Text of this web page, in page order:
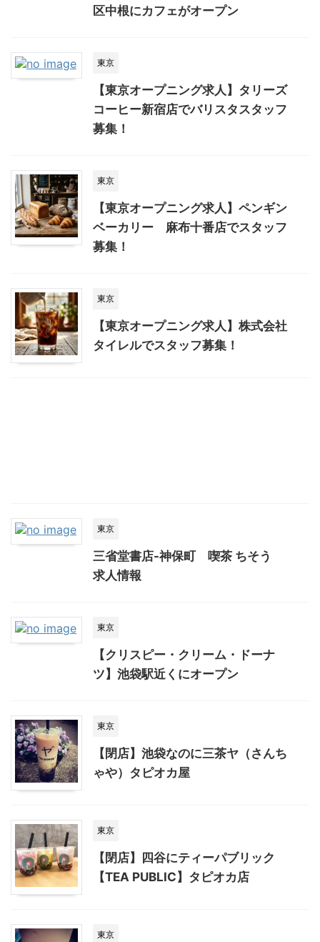
区中根にカフェがオープン
東京
【東京オープニング求人】タリーズ
コーヒー新宿店でバリスタスタッフ
募集！
東京
【東京オープニング求人】ペンギン
ベーカリー 麻布十番店でスタッフ
募集！
東京
【東京オープニング求人】株式会社
タイレルでスタッフ募集！
東京
三省堂書店-神保町 喫茶 ちそう
求人情報
東京
【クリスピー・クリーム・ドーナ
ツ】池袋駅近くにオープン
東京
【閉店】池袋なのに三茶ヤ（さんち
ゃや）タピオカ屋
東京
【閉店】四谷にティーパブリック
【TEA PUBLIC】タピオカ店
東京